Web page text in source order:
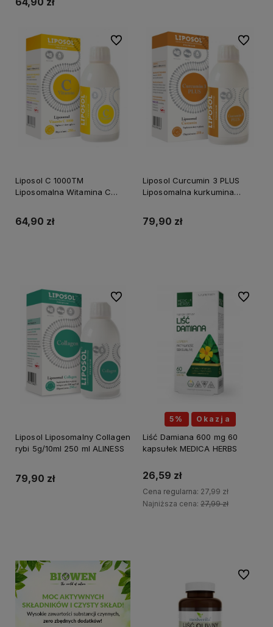
Liposol C 1000TM
Liposomalna Witamina C
64,90 zł
Do ulubionych
Liposol Curcumin 3 PLUS
Liposomalna kurkumina
79,90 zł
Do
Liposol Liposomalny Collagen
rybi 5g/10ml 250 ml ALINESS
79,90 zł
Do ulubionych
5% Okazja
Liść Damiana 600 mg 60
kapsułek MEDICA HERBS
26,59 zł
Cena regularna: 27,99 zł
Najniższa cena: 27,99 zł
Do
Do